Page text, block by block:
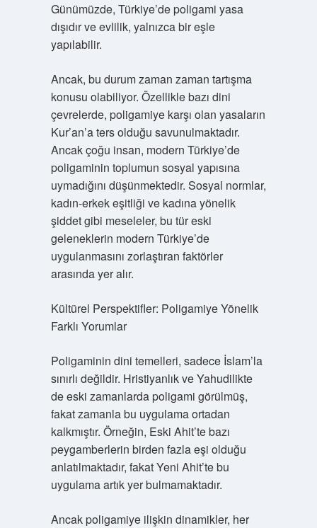
Günümüzde, Türkiye’de poligami yasa
dışıdır ve evlilik, yalnızca bir eşle
yapılabilir.
Ancak, bu durum zaman zaman tartışma
konusu olabiliyor. Özellikle bazı dini
çevrelerde, poligamiye karşı olan yasaların
Kur’an’a ters olduğu savunulmaktadır.
Ancak çoğu insan, modern Türkiye’de
poligaminin toplumun sosyal yapısına
uymadığını düşünmektedir. Sosyal normlar,
kadın-erkek eşitliği ve kadına yönelik
şiddet gibi meseleler, bu tür eski
geleneklerin modern Türkiye’de
uygulanmasını zorlaştıran faktörler
arasında yer alır.
Kültürel Perspektifler: Poligamiye Yönelik
Farklı Yorumlar
Poligaminin dini temelleri, sadece İslam’la
sınırlı değildir. Hristiyanlık ve Yahudilikte
de eski zamanlarda poligami görülmüş,
fakat zamanla bu uygulama ortadan
kalkmıştır. Örneğin, Eski Ahit’te bazı
peygamberlerin birden fazla eşi olduğu
anlatılmaktadır, fakat Yeni Ahit’te bu
uygulama artık yer bulmamaktadır.
Ancak poligamiye ilişkin dinamikler, her